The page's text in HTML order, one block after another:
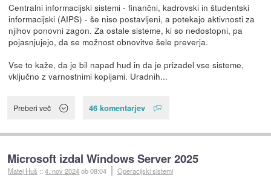
Centralni informacijski sistemi - finančni, kadrovski in študentski
informacijski (AIPS) - še niso postavljeni, a potekajo aktivnosti za
njihov ponovni zagon. Za ostale sisteme, ki so nedostopni, pa
pojasnjujejo, da se možnost obnovitve šele preverja.
Vse to kaže, da je bil napad hud in da je prizadel vse sisteme,
vključno z varnostnimi kopijami. Uradnih...
Preberi več 46 komentarjev
Microsoft izdal Windows Server 2025
Matej Huš ::4. nov 2024ob 08:04 Operacijski sistemi